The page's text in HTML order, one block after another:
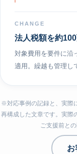
CHANGE
法人税額を約
対象費用を要件に沿
適用。繰越も管理し
※対応事例の記録と、実際
再構成した文章です。実際
ご支援前と